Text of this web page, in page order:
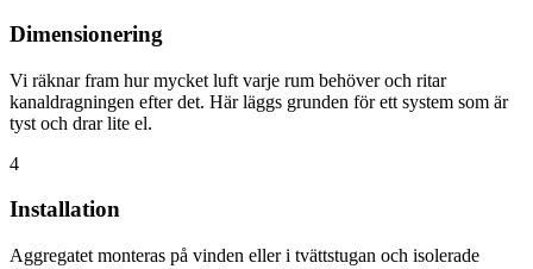
Dimensionering
Vi räknar fram hur mycket luft varje rum behöver och ritar
kanaldragningen efter det. Här läggs grunden för ett system som är
tyst och drar lite el.
4
Installation
Aggregatet monteras på vinden eller i tvättstugan och isolerade